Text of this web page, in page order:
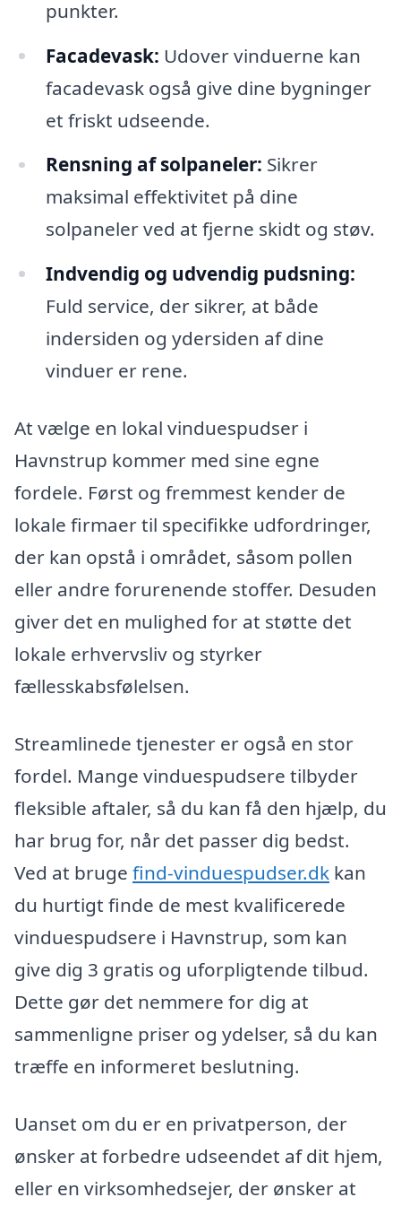
punkter.
Facadevask: Udover vinduerne kan
facadevask også give dine bygninger
et friskt udseende.
Rensning af solpaneler: Sikrer
maksimal effektivitet på dine
solpaneler ved at fjerne skidt og støv.
Indvendig og udvendig pudsning:
Fuld service, der sikrer, at både
indersiden og ydersiden af dine
vinduer er rene.
At vælge en lokal vinduespudser i
Havnstrup kommer med sine egne
fordele. Først og fremmest kender de
lokale firmaer til specifikke udfordringer,
der kan opstå i området, såsom pollen
eller andre forurenende stoffer. Desuden
giver det en mulighed for at støtte det
lokale erhvervsliv og styrker
fællesskabsfølelsen.
Streamlinede tjenester er også en stor
fordel. Mange vinduespudsere tilbyder
fleksible aftaler, så du kan få den hjælp, du
har brug for, når det passer dig bedst.
Ved at bruge find-vinduespudser.dk kan
du hurtigt finde de mest kvalificerede
vinduespudsere i Havnstrup, som kan
give dig 3 gratis og uforpligtende tilbud.
Dette gør det nemmere for dig at
sammenligne priser og ydelser, så du kan
træffe en informeret beslutning.
Uanset om du er en privatperson, der
ønsker at forbedre udseendet af dit hjem,
eller en virksomhedsejer, der ønsker at